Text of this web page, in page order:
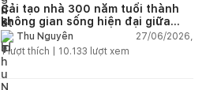
Cải tạo nhà 300 năm tuổi thành
không gian sống hiện đại giữa
thiên nhiên
Thu Nguyễn
27/06/2026,
1lượt thích | 10.133 lượt xem